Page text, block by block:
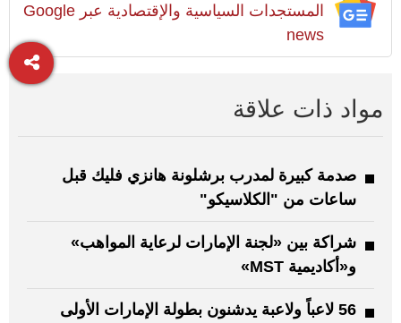
المستجدات السياسية والإقتصادية عبر Google
news
مواد ذات علاقة
صدمة كبيرة لمدرب برشلونة هانزي فليك قبل
ساعات من "الكلاسيكو"
شراكة بين «لجنة الإمارات لرعاية المواهب»
و«أكاديمية MST»
56 لاعباً ولاعبة يدشنون بطولة الإمارات الأولى